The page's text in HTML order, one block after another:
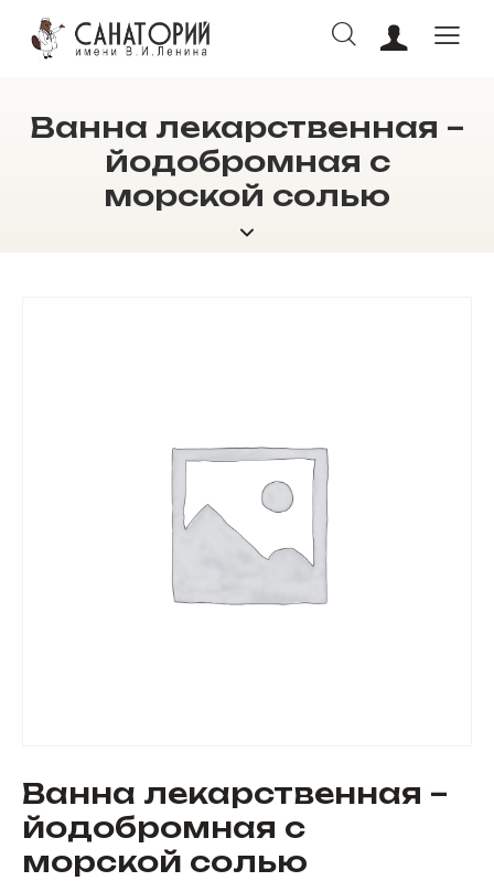
Ванна лекарственная –
йодобромная с
морской солью
ОНЛАЙН БРОНИРОВАНИЕ
Ванна лекарственная –
йодобромная с
морской солью